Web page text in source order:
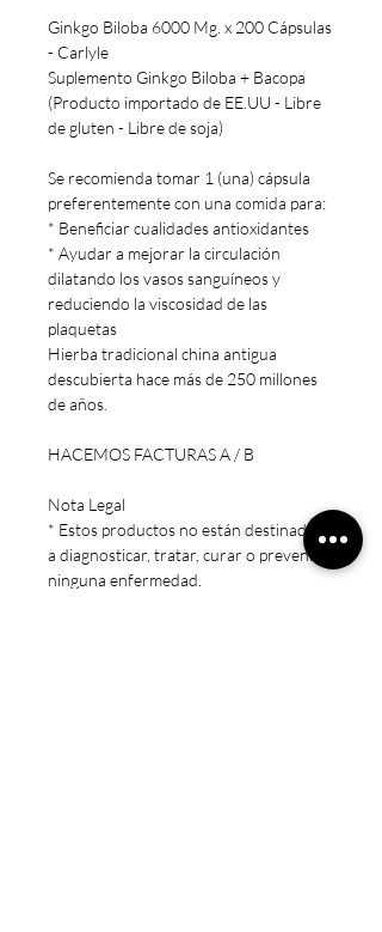
Ginkgo Biloba 6000 Mg. x 200 Cápsulas
- Carlyle
Suplemento Ginkgo Biloba + Bacopa
(Producto importado de EE.UU - Libre
de gluten - Libre de soja)
Se recomienda tomar 1 (una) cápsula
preferentemente con una comida para:
* Beneficiar cualidades antioxidantes
* Ayudar a mejorar la circulación
dilatando los vasos sanguíneos y
reduciendo la viscosidad de las
plaquetas
Hierba tradicional china antigua
descubierta hace más de 250 millones
de años.
HACEMOS FACTURAS A / B
Nota Legal
* Estos productos no están destinados
a diagnosticar, tratar, curar o prevenir
ninguna enfermedad.